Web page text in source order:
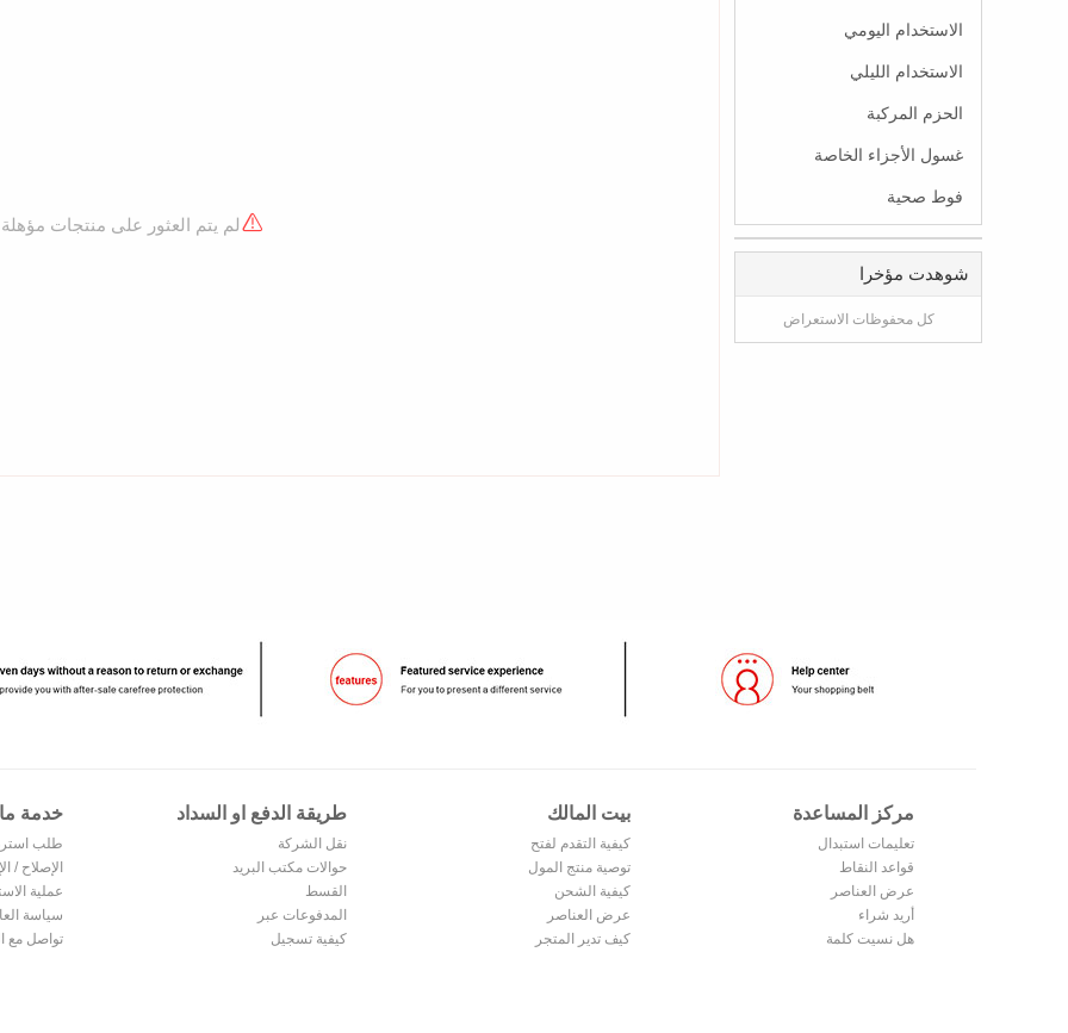
الاستخدام اليومي
الاستخدام الليلي
الحزم المركبة
غسول الأجزاء الخاصة
فوط صحية
شوهدت مؤخرا
كل محفوظات الاستعراض
لم يتم العثور على منتجات مؤهلة
مركز المساعدة
تعليمات استبدال
النقاط
قواعد النقاط
عرض العناصر
المشتراة
أريد شراء
هل نسيت كلمة
بيت المالك
كيفية التقدم لفتح
متجر
توصية منتج المول
كيفية الشحن
عرض العناصر
المباعة
كيف تدير المتجر
طريقة الدفع او السداد
نقل الشركة
حوالات مكتب البريد
القسط
المدفوعات عبر
الإنترنت
كيفية تسجيل
خدمة ما
طلب
الإصلاح /
عملية
والاستبدال
سياسة
تواصل مع